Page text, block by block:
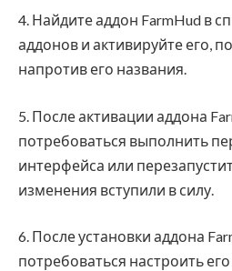
4. Найдите аддон FarmHud в
аддонов и активируйте его,
напротив его названия.
5. После активации аддона
потребоваться выполнить
интерфейса или
изменения вступили в силу.
6. После установки аддона
потребоваться настроить